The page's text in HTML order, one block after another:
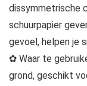
dissymmetrische
schuurpapier
gevoel, helpen je
✿ Waar te
grond, geschikt